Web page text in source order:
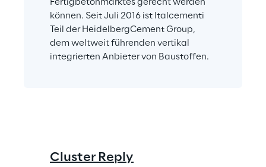
Fertigbetonmarktes gerecht werden
können. Seit Juli 2016 ist Italcementi
Teil der HeidelbergCement Group,
dem weltweit führenden vertikal
integrierten Anbieter von Baustoffen.
Cluster Reply